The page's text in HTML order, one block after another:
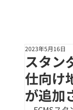
スタン
仕向け
が追加
2023年5月16日